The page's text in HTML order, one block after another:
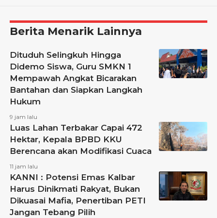
Berita Menarik Lainnya
Dituduh Selingkuh Hingga
Didemo Siswa, Guru SMKN 1
Mempawah Angkat Bicarakan
Bantahan dan Siapkan Langkah
Hukum
9 jam lalu
Luas Lahan Terbakar Capai 472
Hektar, Kepala BPBD KKU
Berencana akan Modifikasi Cuaca
11 jam lalu
KANNI : Potensi Emas Kalbar
Harus Dinikmati Rakyat, Bukan
Dikuasai Mafia, Penertiban PETI
Jangan Tebang Pilih